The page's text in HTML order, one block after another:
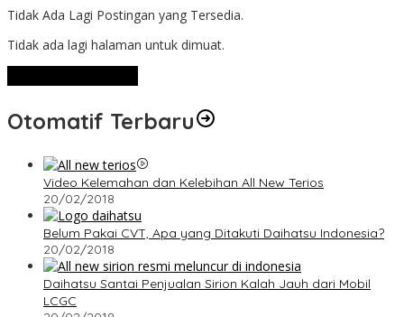
Tidak Ada Lagi Postingan yang Tersedia.
Tidak ada lagi halaman untuk dimuat.
Otomatif Terbaru
Video Kelemahan dan Kelebihan All New Terios
20/02/2018
Belum Pakai CVT, Apa yang Ditakuti Daihatsu Indonesia?
20/02/2018
Daihatsu Santai Penjualan Sirion Kalah Jauh dari Mobil
LCGC